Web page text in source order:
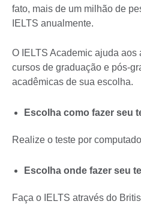
fato, mais de um milhão de
IELTS anualmente.
O IELTS Academic ajuda
cursos de graduação e pós-
acadêmicas de sua escolha.
Escolha como fazer seu
Realize o teste por
Escolha onde fazer seu
Faça o IELTS através do